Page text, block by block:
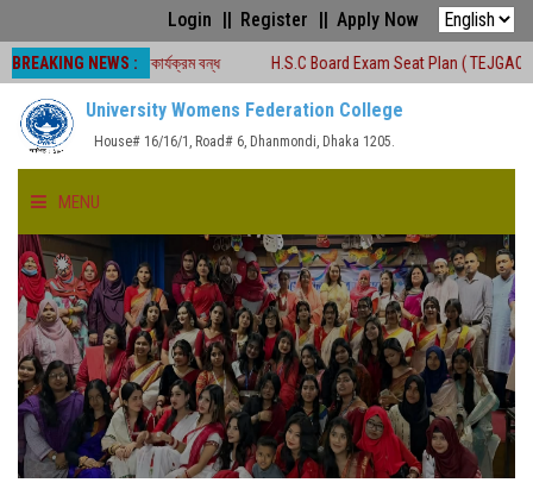
Login Register Apply Now
BREAKING NEWS :
শ্রেণীকার্যক্রম বন্ধ H.S.C Board Exam Seat Plan ( TEJGAON COLLEGE)
University Womens Federation College
House# 16/16/1, Road# 6, Dhanmondi, Dhaka 1205.
MENU
HOME
ABOUT US
FACULTIES
ACADEMICS